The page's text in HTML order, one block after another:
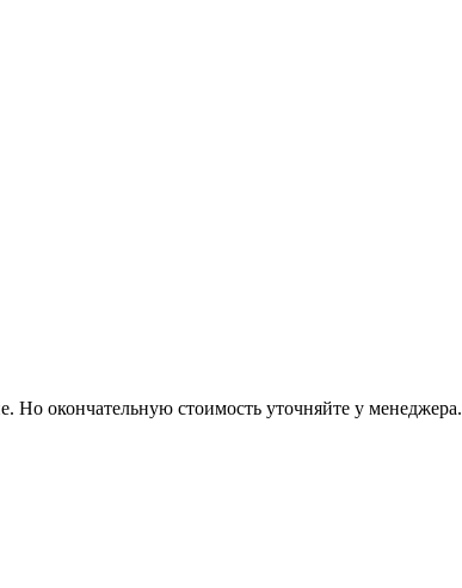
Но окончательную стоимость уточняйте у менеджера.